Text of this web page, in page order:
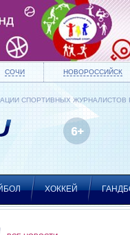
СОЧИ НОВОРОССИЙСК
СПОРТИВНЫХ ЖУРНАЛИСТОВ
ХОККЕЙ